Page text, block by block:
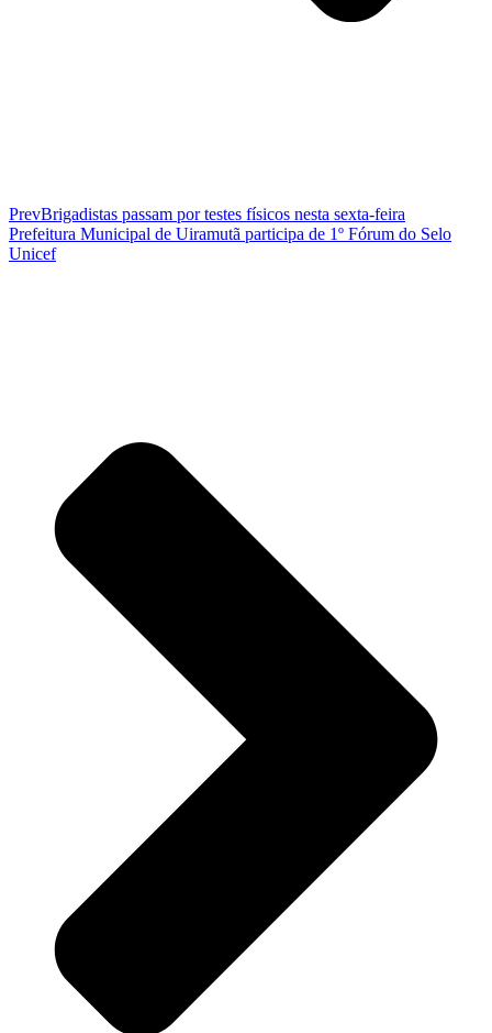
PrevBrigadistas passam por testes físicos nesta sexta-feira
Prefeitura Municipal de Uiramutã participa de 1º Fórum do Selo
Unicef